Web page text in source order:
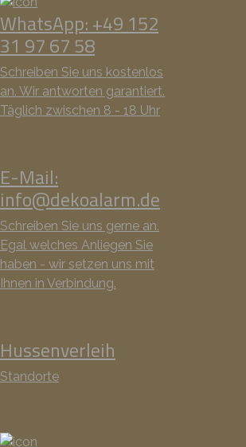
WhatsApp: +49 152
31 97 67 58
Schreiben Sie uns kostenlos
an. Wir antworten garantiert.
Täglich zwischen 8 - 18 Uhr
E-Mail:
info@dekoalarm.de
Schreiben Sie uns gerne an.
Egal welches Anliegen Sie
haben - wir setzen uns mit
Ihnen in Verbindung.
Hussenverleih
Standorte